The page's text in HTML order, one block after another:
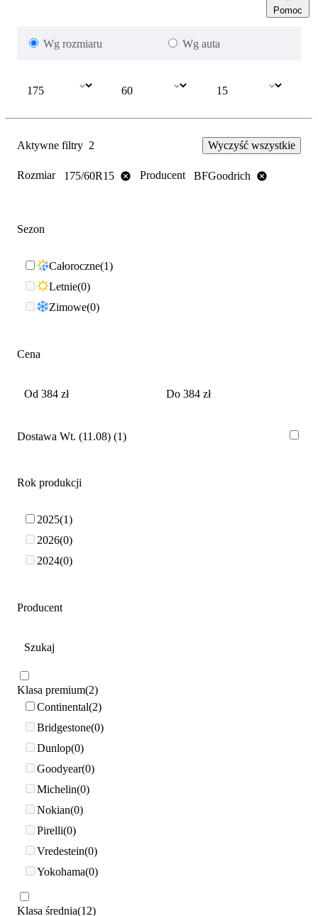
Pomoc
Wg rozmiaru Wg auta
Aktywne filtry 2 Wyczyść wszystkie
Rozmiar 175/60R15 Producent BFGoodrich
Sezon
Całoroczne 1
Letnie 0
Zimowe 0
Cena
Dostawa Wt. (11.08) 1
Rok produkcji
2025 1
2026 0
2024 0
Producent
Klasa premium 2
Continental 2
Bridgestone 0
Dunlop 0
Goodyear 0
Michelin 0
Nokian 0
Pirelli 0
Vredestein 0
Yokohama 0
Klasa średnia 12